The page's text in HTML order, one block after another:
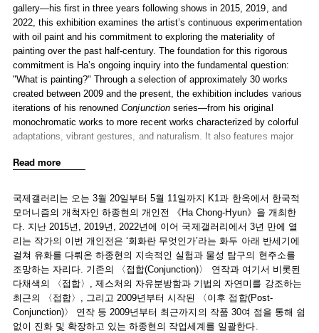
gallery—his first in three years following shows in 2015, 2019, and
2022, this exhibition examines the artist’s continuous experimentation
with oil paint and his commitment to exploring the materiality of
painting over the past half-century. The foundation for this rigorous
commitment is Ha’s ongoing inquiry into the fundamental question:
"What is painting?" Through a selection of approximately 30 works
created between 2009 and the present, the exhibition includes various
iterations of his renownedConjunctionseries—from his original
monochromatic works to more recent works characterized by colorful
adaptations, vibrant gestures, and naturalism. It also features major
together two continuously evolving and expanding pillars of Ha’s
Beginning in the 1970s, Ha’sConjunctionseries evolved to become
his most significant body of work, sustaining his disciplined inquiry
over the last 50 years. For this ongoing series, he developed his labor-
intensive practice calledbae-ap-bub(背押法, “back pressure method”),
wherein he applied thick paint to the back side of paintings before
pressing the pigment through the coarse hemp cloth to the front,
imbuing a spatial quality to the flat canvas. As an artist who became
active in the post-war period, his choice of hemp cloth (commonly
used to store grain), along with flour and barbed wire, reflected the
Read more
국제갤러리는 오는 3월 20일부터 5월 11일까지 K1과 한옥에서 한국적
모더니즘의 개척자인 하종현의 개인전 《Ha Chong-Hyun》을 개최한
다. 지난 2015년, 2019년, 2022년에 이어 국제갤러리에서 3년 만에 열
리는 작가의 이번 개인전은 ‘회화란 무엇인가’라는 화두 아래 반세기에
걸쳐 유화를 다뤄온 하종현의 지속적인 실험과 물성 탐구의 현주소를
조망하는 자리다. 기존의 〈접합(Conjunction)〉 연작과 여기서 비롯된
다채색의 〈접합〉, 제스처의 자유분방함과 기법의 자연미를 강조하는
최근의 〈접합〉, 그리고 2009년부터 시작된 〈이후 접합(Post-
Conjunction)〉 연작 등 2009년부터 최근까지의 작품 30여 점을 통해 쉼
없이 진화 및 확장하고 있는 하종현의 작업세계를 일괄한다.